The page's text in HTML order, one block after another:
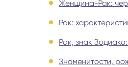
Женщина-Рак:
Рак:
Рак, знак
Знаменитости,